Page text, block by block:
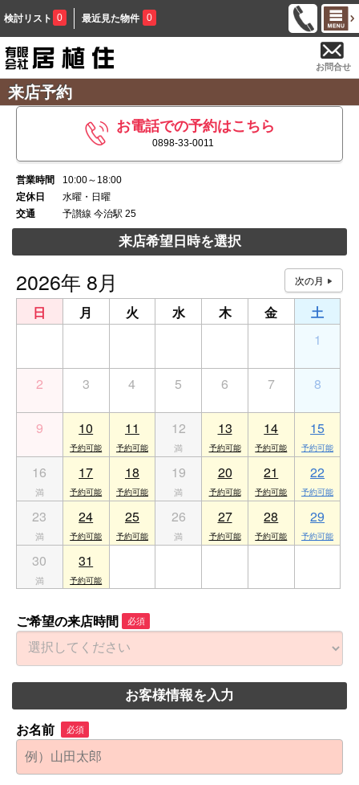
検討リスト 0 最近見た物件 0
お問合せ
来店予約
お電話での予約はこちら
0898-33-0011
営業時間
10:00～18:00
定休日
水曜・日曜
交通
予讃線 今治駅 25
来店希望日時を選択
2026年 8月
日 月 火 水 木 金
土
1
2 3 4 5 6 7 8
9 10 11 12 13 14 15
16 17 18 19 20 21 22
23 24 25 26 27 28 29
30 31
ご希望の来店時間 必須
お客様情報を入力
お名前 必須